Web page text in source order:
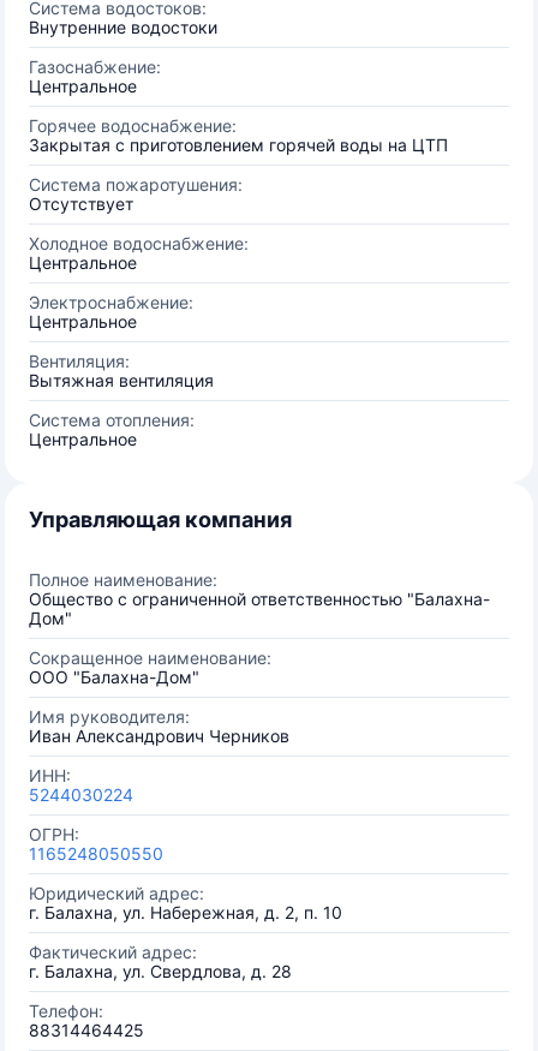
Система водостоков:
Внутренние водостоки
Газоснабжение:
Центральное
Горячее водоснабжение:
Закрытая с приготовлением горячей воды на ЦТП
Система пожаротушения:
Отсутствует
Холодное водоснабжение:
Центральное
Электроснабжение:
Центральное
Вентиляция:
Вытяжная вентиляция
Система отопления:
Центральное
Управляющая компания
Полное наименование:
Общество с ограниченной ответственностью "Балахна-
Дом"
Сокращенное наименование:
ООО "Балахна-Дом"
Имя руководителя:
Иван Александрович Черников
ИНН:
5244030224
ОГРН:
1165248050550
Юридический адрес:
г. Балахна, ул. Набережная, д. 2, п. 10
Фактический адрес:
г. Балахна, ул. Свердлова, д. 28
Телефон:
88314464425